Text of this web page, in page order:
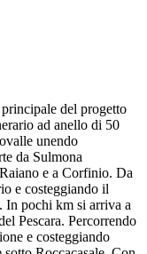
del progetto
ad anello di 50
unendo
da Sulmona
e a Corfinio. Da
e costeggiando il
In pochi km si arriva a
Pescara. Percorrendo
e costeggiando